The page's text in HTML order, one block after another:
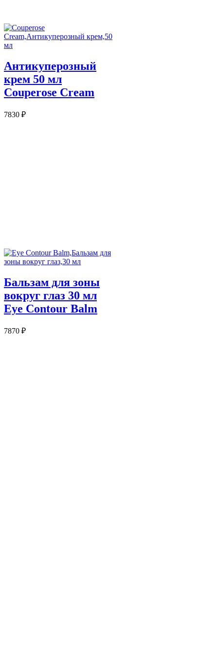
Антикуперозный
крем 50 мл
Couperose Cream
7830 ₽
Бальзам для зоны
вокруг глаз 30 мл
Eye Contour Balm
7870 ₽